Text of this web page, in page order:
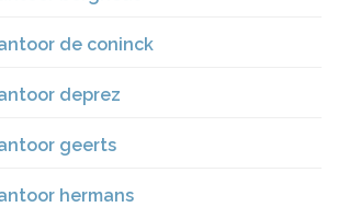
de coninck
deprez
geerts
hermans